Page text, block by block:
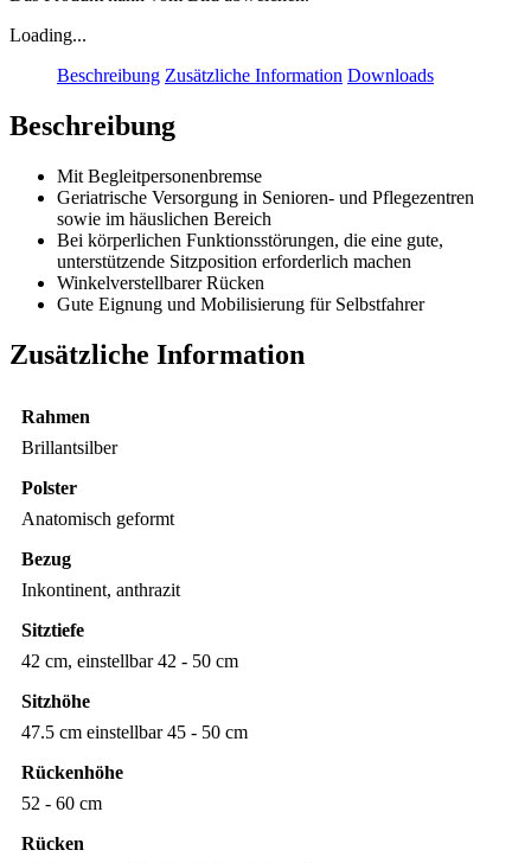
Loading...
Beschreibung Zusätzliche Information Downloads
Beschreibung
Mit Begleitpersonenbremse
Geriatrische Versorgung in Senioren- und Pflegezentren
sowie im häuslichen Bereich
Bei körperlichen Funktionsstörungen, die eine gute,
unterstützende Sitzposition erforderlich machen
Winkelverstellbarer Rücken
Gute Eignung und Mobilisierung für Selbstfahrer
Zusätzliche Information
Rahmen
Brillantsilber
Polster
Anatomisch geformt
Bezug
Inkontinent, anthrazit
Sitztiefe
42 cm, einstellbar 42 - 50 cm
Sitzhöhe
47.5 cm einstellbar 45 - 50 cm
Rückenhöhe
52 - 60 cm
Rücken